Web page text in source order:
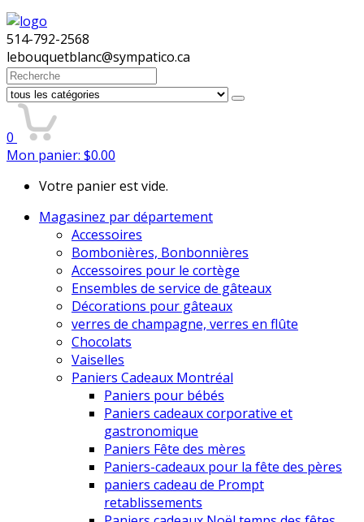
514-792-2568
lebouquetblanc@sympatico.ca
Search
for:
0
Mon panier: $0.00
Votre panier est vide.
Magasinez par département
Accessoires
Bombonières, Bonbonnières
Accessoires pour le cortège
Ensembles de service de gâteaux
Décorations pour gâteaux
verres de champagne, verres en flûte
Chocolats
Vaiselles
Paniers Cadeaux Montréal
Paniers pour bébés
Paniers cadeaux corporative et
gastronomique
Paniers Fête des mères
Paniers-cadeaux pour la fête des pères
paniers cadeau de Prompt
retablissements